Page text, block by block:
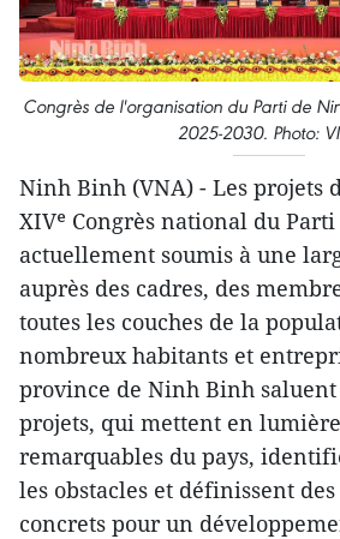
Congrès de l'organisation du Parti de
2025-2030. Photo:
Ninh Binh (VNA) - Les projets
XIVᵉ Congrès national du
actuellement soumis à une
auprès des cadres, des
toutes les couches de la
nombreux habitants et
province de Ninh Binh
projets, qui mettent en
remarquables du pays,
les obstacles et définissent
concrets pour un